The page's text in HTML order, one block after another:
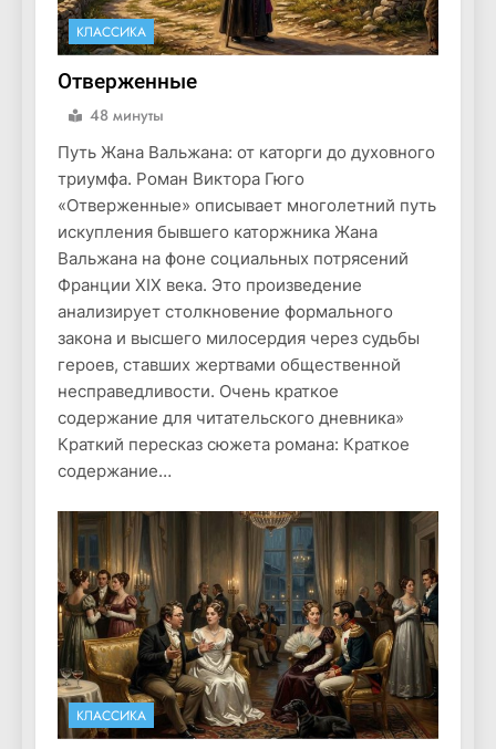
КЛАССИКА
Отверженные
48 минуты
Путь Жана Вальжана: от каторги до духовного
триумфа. Роман Виктора Гюго
«Отверженные» описывает многолетний путь
искупления бывшего каторжника Жана
Вальжана на фоне социальных потрясений
Франции XIX века. Это произведение
анализирует столкновение формального
закона и высшего милосердия через судьбы
героев, ставших жертвами общественной
несправедливости. Очень краткое
содержание для читательского дневника»
Краткий пересказ сюжета романа: Краткое
содержание…
КЛАССИКА